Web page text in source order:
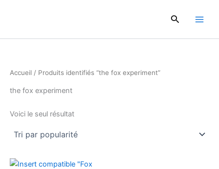
Rechercher
Accueil / Produits identifiés “the fox experiment”
the fox experiment
Voici le seul résultat